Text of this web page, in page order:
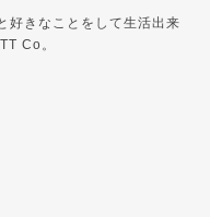
好きなことをして生活出来
Co。